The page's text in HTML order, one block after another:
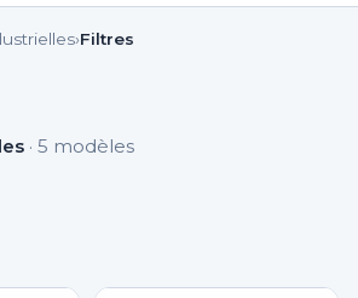
›Filtres
· 5 modèles